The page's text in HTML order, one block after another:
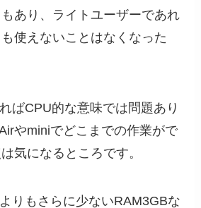
あり、ライトユーザーであれ
使えないことはなくなった
ばCPU的な意味では問題あり
やminiでどこまでの作業がで
気になるところです。
りもさらに少ないRAM3GBな